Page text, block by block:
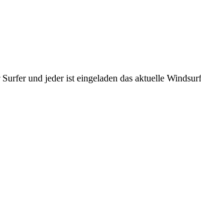
und jeder ist eingeladen das aktuelle